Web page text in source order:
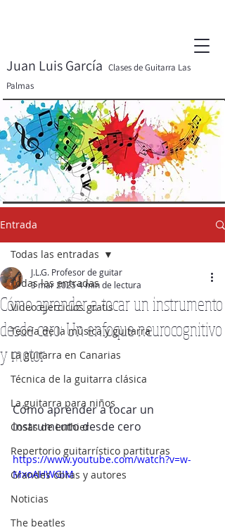
Juan Luis García Clases de Guitarra Las
Palmas
Entrada
Todas las entradas
Video ejercicios gratis
Teoría de la música y guitarra
La guitarra en Canarias
Técnica de la guitarra clásica
La guitarra para niños
Cosas de Luthier
Repertorio guitarrístico partituras
Grandes obras y autores
Noticias
The beatles
Todas las entradas
Cómo aprender a tocar un instrumento
desde cero: Un enfoque neurocognitivo
y motor
J.L.G. Profesor de guitar
3 mar 20254 min de lectura
Cómo aprender a tocar un
instrumento desde cero
https://www.youtube.com/watch?v=w-
MxoAHWGIM